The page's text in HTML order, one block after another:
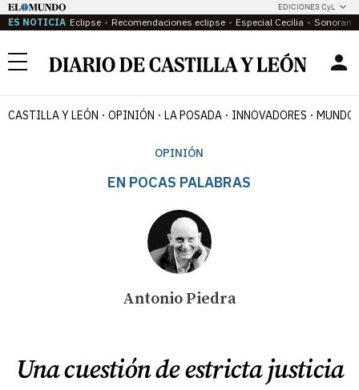
EDICIONES CyL
ES NOTICIA Eclipse Recomendaciones eclipse Especial Cecilia
Menú
CASTILLA Y LEÓN OPINIÓN LA POSADA INNOVADORES MUNDO
OPINIÓN
EN POCAS PALABRAS
Antonio Piedra
Una cuestión de estricta justicia